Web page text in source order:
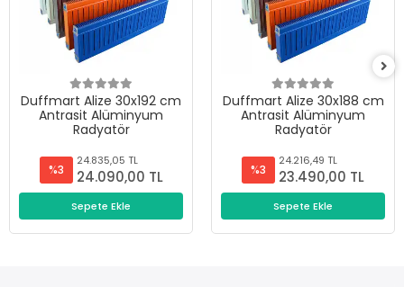
Duffmart Alize 30x192 cm
Antrasit Alüminyum
Radyatör
%3
24.835,05 TL
24.090,00 TL
Sepete Ekle
Duffmart Alize 30x188 cm
Antrasit Alüminyum
Radyatör
%3
24.216,49 TL
23.490,00 TL
Sepete Ekle